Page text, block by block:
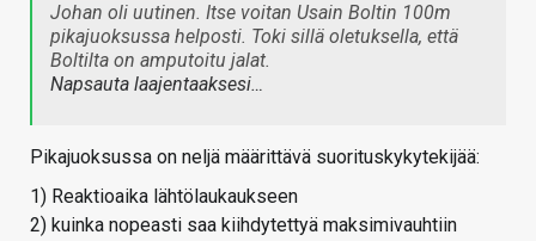
Johan oli uutinen. Itse voitan Usain Boltin 100m
pikajuoksussa helposti. Toki sillä oletuksella, että
Boltilta on amputoitu jalat.
Napsauta laajentaaksesi…
Pikajuoksussa on neljä määrittävä suorituskykytekijää:
1) Reaktioaika lähtölaukaukseen
2) kuinka nopeasti saa kiihdytettyä maksimivauhtiin